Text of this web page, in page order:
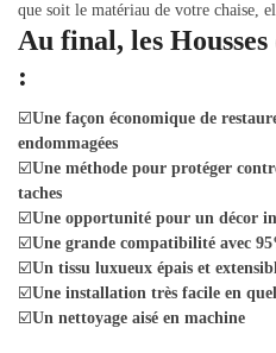
que soit le matériau de votre chaise,
Au final, les
:
☑️Une façon économique de
endommagées
☑️Une méthode pour protéger
taches
☑️Une opportunité pour un décor
☑️Une grande compatibilité avec
☑️Un tissu luxueux épais et
☑️Une installation très facile en
☑️Un nettoyage aisé en machine